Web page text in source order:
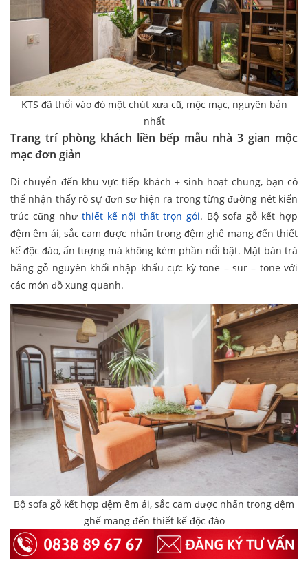
KTS đã thổi vào đó một chút xưa cũ, mộc mạc, nguyên bản
nhất
Trang trí phòng khách liền bếp mẫu nhà 3 gian mộc
mạc đơn giản
Di chuyển đến khu vực tiếp khách + sinh hoạt chung, bạn có
thể nhận thấy rõ sự đơn sơ hiện ra trong từng đường nét kiến
trúc cũng như thiết kế nội thất trọn gói. Bộ sofa gỗ kết hợp
đệm êm ái, sắc cam được nhấn trong đệm ghế mang đến thiết
kế độc đáo, ấn tượng mà không kém phần nổi bật. Mặt bàn trà
bằng gỗ nguyên khối nhập khẩu cực kỳ tone – sur – tone với
các món đồ xung quanh.
Bộ sofa gỗ kết hợp đệm êm ái, sắc cam được nhấn trong đệm
ghế mang đến thiết kế độc đáo